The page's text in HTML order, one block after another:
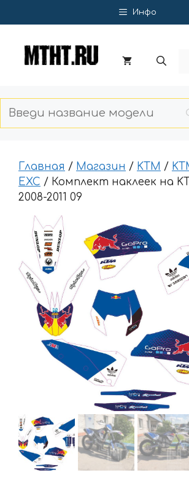
к
Инфо
Главная / Магазин / KTM /
EXC / Комплект наклеек на
2008-2011 09